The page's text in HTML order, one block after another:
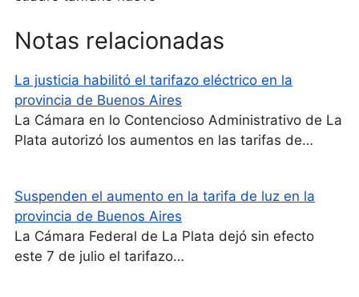
Notas relacionadas
La justicia habilitó el tarifazo eléctrico en la
provincia de Buenos Aires
La Cámara en lo Contencioso Administrativo de La
Plata autorizó los aumentos en las tarifas de…
Suspenden el aumento en la tarifa de luz en la
provincia de Buenos Aires
La Cámara Federal de La Plata dejó sin efecto
este 7 de julio el tarifazo…